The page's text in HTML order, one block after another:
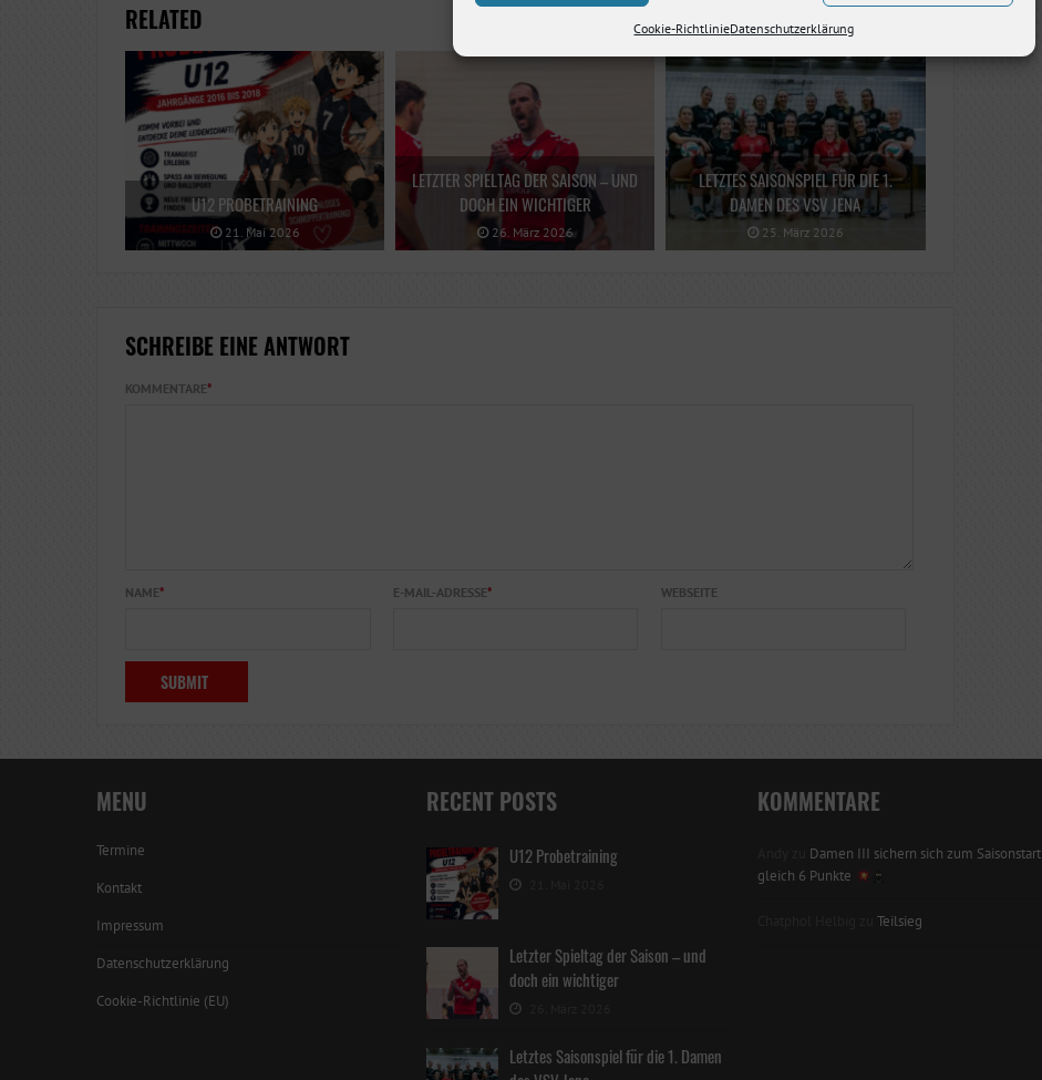
Cookie-RichtlinieDatenschutzerklärung
RELATED
U12 PROBETRAINING
21. Mai 2026
LETZTER SPIELTAG DER SAISON – UND
DOCH EIN WICHTIGER
26. März 2026
LETZTES SAISONSPIEL FÜR DIE 1.
DAMEN DES VSV JENA
25. März 2026
SCHREIBE EINE ANTWORT
KOMMENTARE*
NAME* E-MAIL-ADRESSE* WEBSEITE
MENU
Termine
Kontakt
Impressum
Datenschutzerklärung
Cookie-Richtlinie (EU)
RECENT POSTS
U12 Probetraining
Letzter Spieltag der Saison – und
doch ein wichtiger
Letztes Saisonspiel für die 1. Damen
KOMMENTARE
Damen III sichern sich zum Saisonstart
gleich 6 Punkte
Teilsieg